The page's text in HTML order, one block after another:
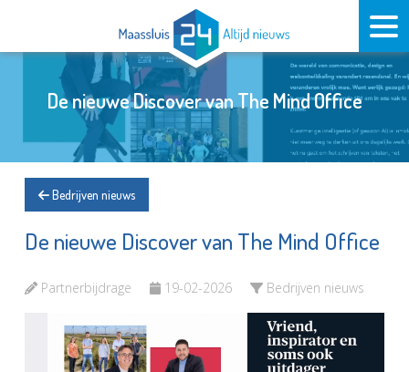
De nieuwe Discover van The Mind Office
Bedrijven nieuws
De nieuwe Discover van The Mind Office
Partnerbijdrage 19-02-2026 Bedrijven nieuws